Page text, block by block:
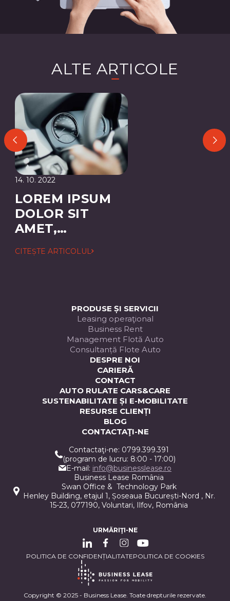
ALTE ARTICOLE
14. 10. 2022
LOREM IPSUM
DOLOR SIT
AMET,
ADIPISCING
CITEȘTE ARTICOLUL
PRODUSE ȘI SERVICII
Leasing operaţional
Business Rent
Management Flotă Auto
Consultanță Flote Auto
DESPRE NOI
CARIERĂ
CONTACT
AUTO RULATE CARS&CARE
SUSTENABILITATE ȘI E-MOBILITATE
RESURSE CLIENȚI
BLOG
CONTACTAŢI-NE
Contactaţi-ne: 0799.399.391
(program de lucru: 8:00 - 17:00)
E-mail: info@businesslease.ro
Business Lease România
Swan Office & Technology Park
Henley Building, etajul 1, Șoseaua București-Nord , Nr.
15-23, 077190, Voluntari, Ilfov, România
URMĂRIŢI-NE
Copyright © 2025 - Business Lease. Toate drepturile rezervate.
POLITICA DE CONFIDENȚIALITATEPOLITICA DE COOKIES